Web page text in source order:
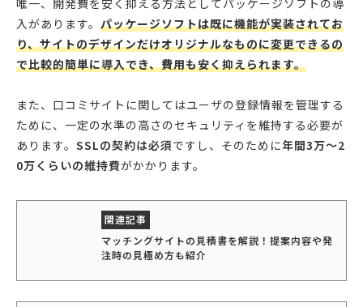
唯一、開発費を安く抑える方法としてパッケージソフトの導
入があります。 パッケージソフトは既に機能が実装されてお
り、サイトのデザインだけオリジナルなものに変更できるの
で比較的簡単に導入でき、費用も安く抑えられます。
また、口コミサイトに関してはユーザの登録情報を管理する
ために、一定の水準の高さのセキュリティを維持する必要が
あります。 SSLの契約は必須ですし、そのために年間3万〜2
0万くらいの維持費がかかります。
マッチングサイトの見積書を解説！提案内容や発
注時の見極め方も紹介